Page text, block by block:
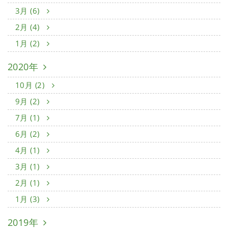
3月 (6)
2月 (4)
1月 (2)
2020年
10月 (2)
9月 (2)
7月 (1)
6月 (2)
4月 (1)
3月 (1)
2月 (1)
1月 (3)
2019年